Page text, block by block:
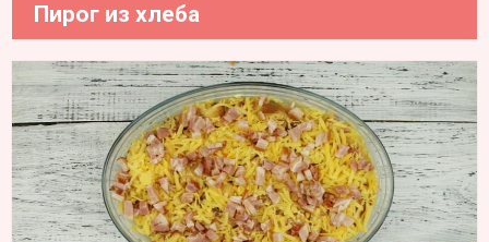
Пирог из хлеба